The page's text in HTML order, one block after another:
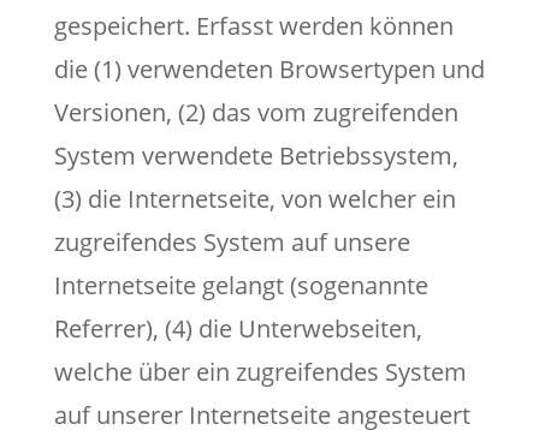
gespeichert. Erfasst werden können
die (1) verwendeten Browsertypen und
Versionen, (2) das vom zugreifenden
System verwendete Betriebssystem,
(3) die Internetseite, von welcher ein
zugreifendes System auf unsere
Internetseite gelangt (sogenannte
Referrer), (4) die Unterwebseiten,
welche über ein zugreifendes System
auf unserer Internetseite angesteuert